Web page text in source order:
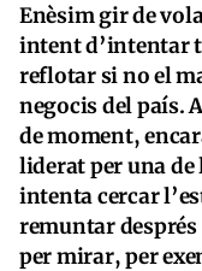
Enèsim gir de
intent d’intentar
reflotar si no el
negocis del país.
de moment,
liderat per una de
intenta cercar
remuntar
per mirar, per